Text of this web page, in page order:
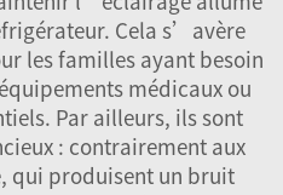
Cela s’avère
les familles ayant besoin
médicaux ou
Par ailleurs, ils sont
: contrairement aux
qui produisent un bruit